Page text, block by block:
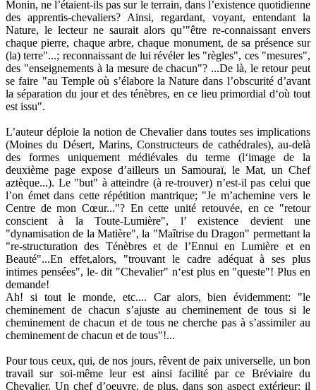
Monin, ne l’étaient-ils pas sur le terrain, dans l’existence quotidienne
des apprentis-chevaliers? Ainsi, regardant, voyant, entendant la
Nature, le lecteur ne saurait alors qu’"être re-connaissant envers
chaque pierre, chaque arbre, chaque monument, de sa présence sur
(la) terre"...; reconnaissant de lui révéler les "règles", ces "mesures",
des "enseignements à la mesure de chacun"? ...De là, le retour peut
se faire "au Temple où s’élabore la Nature dans l’obscurité d’avant
la séparation du jour et des ténèbres, en ce lieu primordial d‘où tout
est issu".
L’auteur déploie la notion de Chevalier dans toutes ses implications
(Moines du Désert, Marins, Constructeurs de cathédrales), au-delà
des formes uniquement médiévales du terme (l‘image de la
deuxième page expose d’ailleurs un Samouraï, le Mat, un Chef
aztèque...). Le "but" à atteindre (à re-trouver) n’est-il pas celui que
l’on émet dans cette répétition mantrique; "Je m’achemine vers le
Centre de mon Cœur..."? En cette unité retouvée, en ce "retour
conscient à la Toute-Lumière", l’ existence devient une
"dynamisation de la Matière", la "Maîtrise du Dragon" permettant la
"re-structuration des Ténèbres et de l’Ennui en Lumière et en
Beauté"...En effet,alors, "trouvant le cadre adéquat à ses plus
intimes pensées", le- dit "Chevalier" n‘est plus en "queste"! Plus en
demande!
Ah! si tout le monde, etc.... Car alors, bien évidemment: "le
cheminement de chacun s’ajuste au cheminement de tous si le
cheminement de chacun et de tous ne cherche pas à s’assimiler au
cheminement de chacun et de tous"!...
Pour tous ceux, qui, de nos jours, rêvent de paix universelle, un bon
travail sur soi-même leur est ainsi facilité par ce Bréviaire du
Chevalier. Un chef d’oeuvre, de plus, dans son aspect extérieur: il